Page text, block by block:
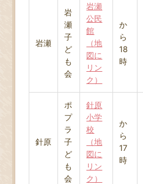
岩瀬
岩
瀬
子
ど
も
会
岩瀬
公民
館
（地
図に
リン
ク）
か
ら
18
時
針原
ポ
プ
ラ
子
ど
も
会
針原
小学
校
（地
図に
リン
ク）
か
ら
17
時